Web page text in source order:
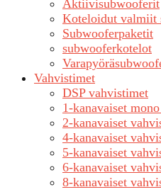
Aktiivisubwooferit
Koteloidut valmiit
Subwooferpaketit
subwooferkotelot
Vahvistimet
DSP vahvistimet
1-kanavaiset
2-kanavaiset
4-kanavaiset
5-kanavaiset
6-kanavaiset
8-kanavaiset